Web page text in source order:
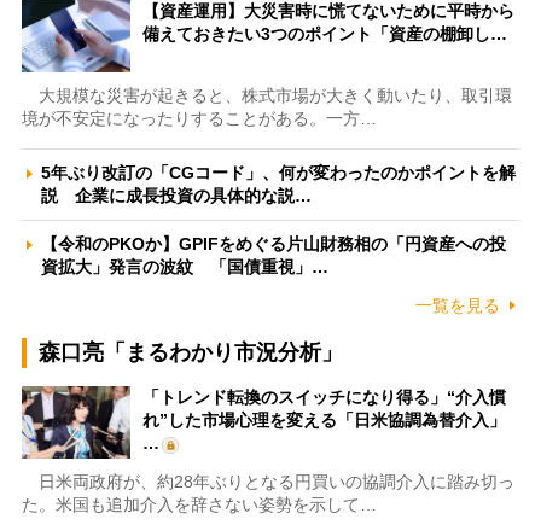
【資産運用】大災害時に慌てないために平時から
備えておきたい3つのポイント「資産の棚卸し…
大規模な災害が起きると、株式市場が大きく動いたり、取引環
境が不安定になったりすることがある。一方…
5年ぶり改訂の「CGコード」、何が変わったのかポイントを解
説 企業に成長投資の具体的な説…
【令和のPKOか】GPIFをめぐる片山財務相の「円資産への投
資拡大」発言の波紋 「国債重視」…
一覧を見る
森口亮「まるわかり市況分析」
「トレンド転換のスイッチになり得る」“介入慣
れ”した市場心理を変える「日米協調為替介入」
…
日米両政府が、約28年ぶりとなる円買いの協調介入に踏み切っ
た。米国も追加介入を辞さない姿勢を示して…